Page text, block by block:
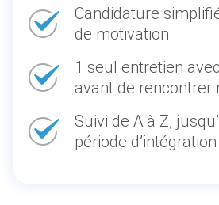
Candidature
de motivation
1 seul entretien
avant de rencontrer
Suivi de A à Z,
période d’intégration